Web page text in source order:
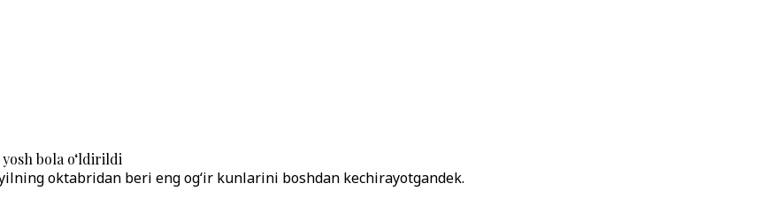
bola o‘ldirildi
oktabridan beri eng og‘ir kunlarini boshdan kechirayotgandek.